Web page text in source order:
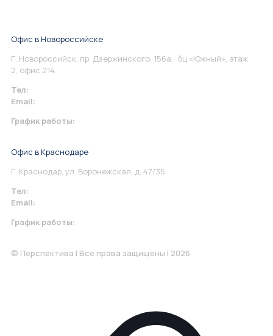
Офис в Новороссийске
Г. Новороссийск, пр. Дзержинского, 156а, бц «Южный», этаж
2, офис 214.
Тел:
Email:
График работы:
Офис в Краснодаре
Г. Краснодар, ул. Воронежская, д. 47/35
Тел:
Email:
График работы:
© Перспектива | Все права защищены | 2026